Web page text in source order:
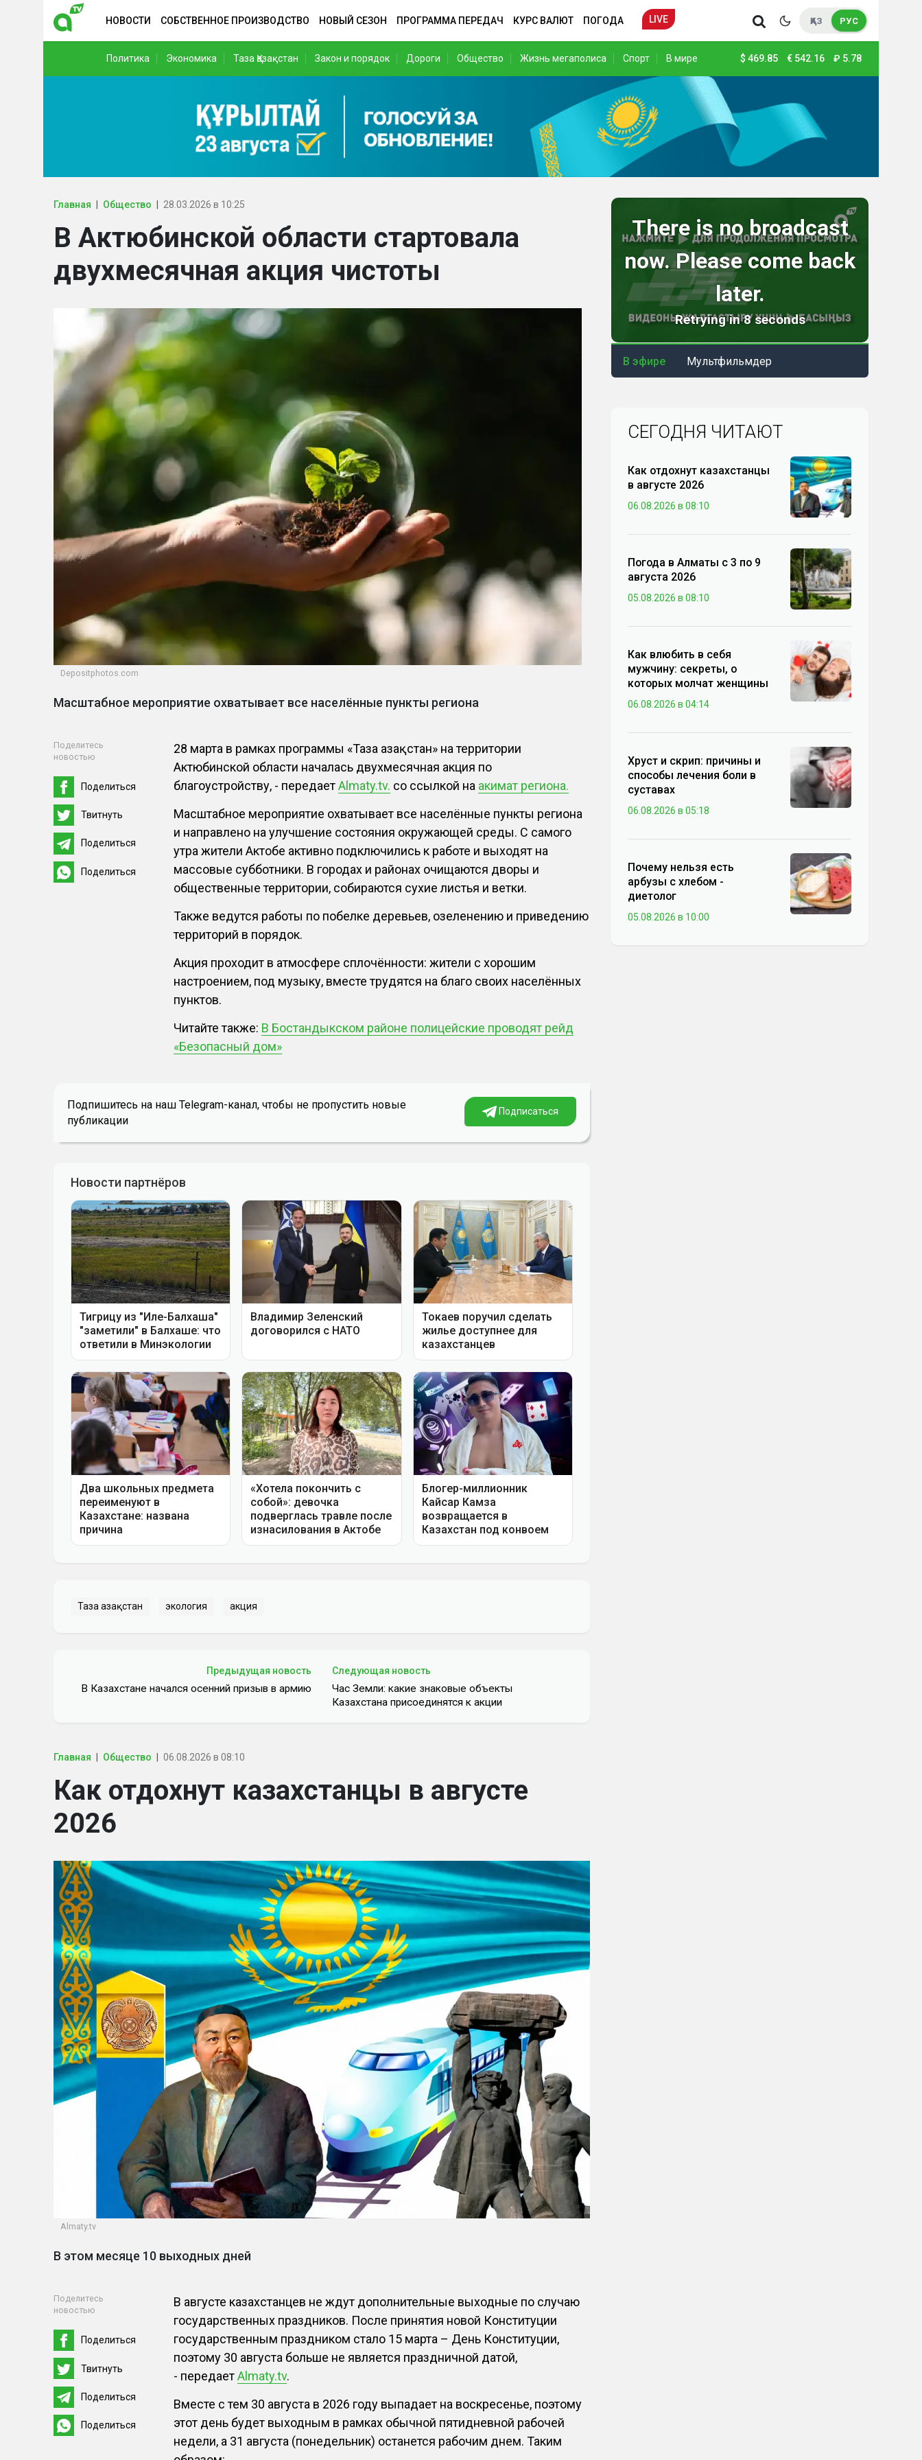
НОВОСТИ СОБСТВЕННОЕ ПРОИЗВОДСТВО НОВЫЙ СЕЗОН ПРОГРАММА ПЕРЕДАЧ КУРС ВАЛЮТ ПОГОДА LIVE ҚАЗ РУС
Политика Экономика Таза Қазақстан Закон и порядок Дороги Общество Жизнь мегаполиса Спорт В мире $ 469.85 € 542.16 ₽ 5.78
Главная Общество 28.03.2026 в 10:25
В Актюбинской области стартовала
двухмесячная акция чистоты
Depositphotos.com
Масштабное мероприятие охватывает все населённые пункты региона
Поделитесь
новостью
Поделиться
Твитнуть
Поделиться
Поделиться
28 марта в рамках программы «Таза Қазақстан» на территории
Актюбинской области началась двухмесячная акция по
благоустройству, - передаетAlmaty.tv. со ссылкой на акимат региона.
Масштабное мероприятие охватывает все населённые пункты региона
и направлено на улучшение состояния окружающей среды. С самого
утра жители Актобе активно подключились к работе и выходят на
массовые субботники. В городах и районах очищаются дворы и
общественные территории, собираются сухие листья и ветки.
Также ведутся работы по побелке деревьев, озеленению и приведению
территорий в порядок.
Акция проходит в атмосфере сплочённости: жители с хорошим
настроением, под музыку, вместе трудятся на благо своих населённых
пунктов.
Читайте также: В Бостандыкском районе полицейские проводят рейд
«Безопасный дом»
Подпишитесь на наш Telegram-канал, чтобы не пропустить новые
публикации
Подписаться
Таза Қазақстан экология акция
Предыдущая новость
В Казахстане начался осенний призыв в армию
Следующая новость
Час Земли: какие знаковые объекты
Казахстана присоединятся к акции
Главная Общество 06.08.2026 в 08:10
Как отдохнут казахстанцы в августе
2026
Almaty.tv
В этом месяце 10 выходных дней
Поделитесь
новостью
Поделиться
Твитнуть
Поделиться
Поделиться
В августе казахстанцев не ждут дополнительные выходные по случаю
государственных праздников. После принятия новой Конституции
государственным праздником стало 15 марта – День Конституции,
поэтому 30 августа больше не является праздничной датой,
- передаетAlmaty.tv.
Вместе с тем 30 августа в 2026 году выпадает на воскресенье, поэтому
этот день будет выходным в рамках обычной пятидневной рабочей
недели, а 31 августа (понедельник) останется рабочим днем. Таким
В эфире Мультфильмдер
СЕГОДНЯ ЧИТАЮТ
Как отдохнут казахстанцы
в августе 2026
06.08.2026 в 08:10
Погода в Алматы с 3 по 9
августа 2026
05.08.2026 в 08:10
Как влюбить в себя
мужчину: секреты, о
которых молчат женщины
06.08.2026 в 04:14
Хруст и скрип: причины и
способы лечения боли в
суставах
06.08.2026 в 05:18
Почему нельзя есть
арбузы с хлебом -
диетолог
05.08.2026 в 10:00